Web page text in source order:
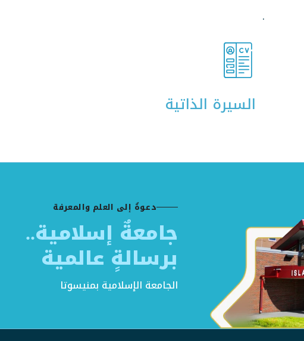
.
السيرة الذاتية
دعوةٌ إلى العلم والمعرفة
جامعةٌ إسلامية..
برسالةٍ عالمية
الجامعة الإسلامية بمنيسوتا